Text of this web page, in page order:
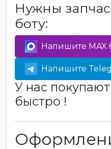
Нужны
боту:
Напишите MAX
Напишите
У нас
быстро !